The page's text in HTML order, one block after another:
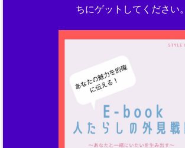
ちにゲットしてください。